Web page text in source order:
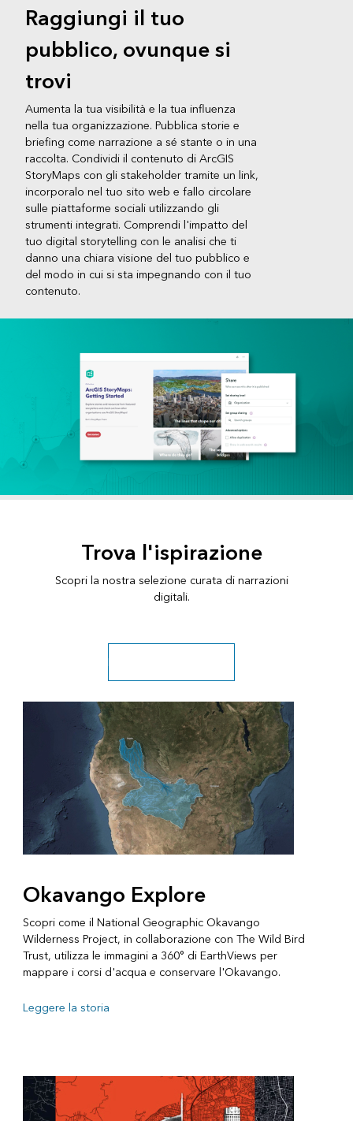
Raggiungi il tuo
pubblico, ovunque si
trovi
Aumenta la tua visibilità e la tua influenza
nella tua organizzazione. Pubblica storie e
briefing come narrazione a sé stante o in una
raccolta. Condividi il contenuto di ArcGIS
StoryMaps con gli stakeholder tramite un link,
incorporalo nel tuo sito web e fallo circolare
sulle piattaforme sociali utilizzando gli
strumenti integrati. Comprendi l'impatto del
tuo digital storytelling con le analisi che ti
danno una chiara visione del tuo pubblico e
del modo in cui si sta impegnando con il tuo
contenuto.
Trova l'ispirazione
Scopri la nostra selezione curata di narrazioni
digitali.
Esplora la nostra galleria
Okavango Explore
Scopri come il National Geographic Okavango
Wilderness Project, in collaborazione con The Wild Bird
Trust, utilizza le immagini a 360° di EarthViews per
mappare i corsi d'acqua e conservare l'Okavango.
Leggere la storia